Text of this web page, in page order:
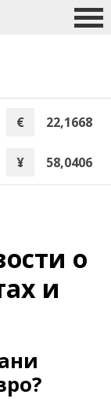
€ 22,1668
¥ 58,0406
о
и